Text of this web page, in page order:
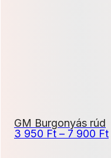
GM Burgonyás rúd
3 950 Ft – 7 900 Ft